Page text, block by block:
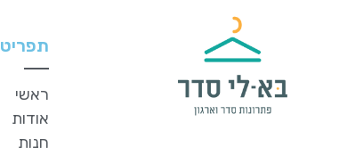
תפריט
ראשי
אודות
חנות